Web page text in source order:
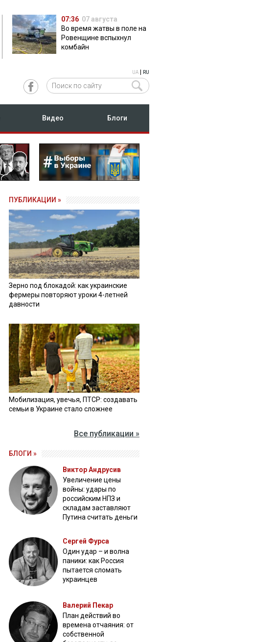
07:36 07 августа
Во время жатвы в поле на
Ровенщине вспыхнул
комбайн
UA RU
Видео Блоги
ПУБЛИКАЦИИ »
Зерно под блокадой: как украинские
фермеры повторяют уроки 4-летней
давности
Мобилизация, увечья, ПТСР: создавать
семьи в Украине стало сложнее
Все публикации »
БЛОГИ »
Виктор Андрусив
Увеличение цены
войны: удары по
российским НПЗ и
складам заставляют
Путина считать деньги
Сергей Фурса
Один удар – и волна
паники: как Россия
пытается сломать
украинцев
Валерий Пекар
План действий во
времена отчаяния: от
собственной